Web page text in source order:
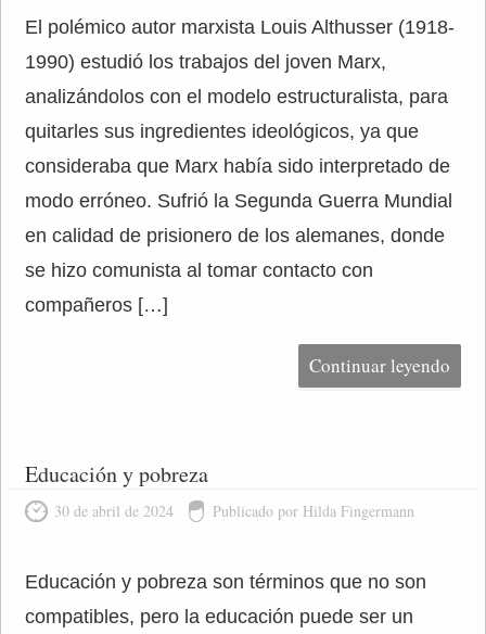
El polémico autor marxista Louis Althusser (1918-
1990) estudió los trabajos del joven Marx,
analizándolos con el modelo estructuralista, para
quitarles sus ingredientes ideológicos, ya que
consideraba que Marx había sido interpretado de
modo erróneo. Sufrió la Segunda Guerra Mundial
en calidad de prisionero de los alemanes, donde
se hizo comunista al tomar contacto con
compañeros […]
Continuar leyendo
Educación y pobreza
30 de abril de 2024 Publicado por Hilda Fingermann
Educación y pobreza son términos que no son
compatibles, pero la educación puede ser un